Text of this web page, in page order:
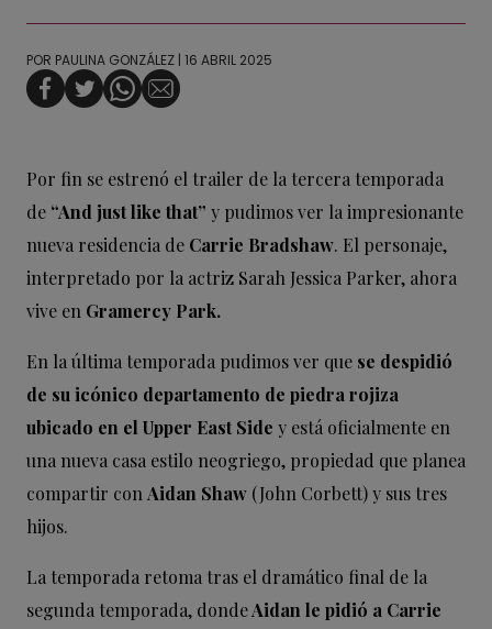
POR PAULINA GONZÁLEZ | 16 ABRIL 2025
Por fin se estrenó el trailer de la tercera temporada
de “And just like that” y pudimos ver la impresionante
nueva residencia de Carrie Bradshaw. El personaje,
interpretado por la actriz Sarah Jessica Parker, ahora
vive en Gramercy Park.
En la última temporada pudimos ver que se despidió
de su icónico departamento de piedra rojiza
ubicado en el Upper East Side y está oficialmente en
una nueva casa estilo neogriego, propiedad que planea
compartir con Aidan Shaw (John Corbett) y sus tres
hijos.
La temporada retoma tras el dramático final de la
segunda temporada, dondeAidan le pidió a Carrie